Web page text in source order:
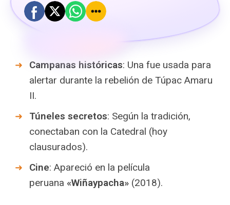
Campanas históricas: Una fue usada para
alertar durante la rebelión de Túpac Amaru
II.
Túneles secretos: Según la tradición,
conectaban con la Catedral (hoy
clausurados).
Cine: Apareció en la película
peruana «Wiñaypacha» (2018).